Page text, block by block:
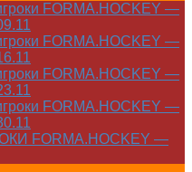
FORMA.HOCKEY —
FORMA.HOCKEY —
FORMA.HOCKEY —
FORMA.HOCKEY —
FORMA.HOCKEY —